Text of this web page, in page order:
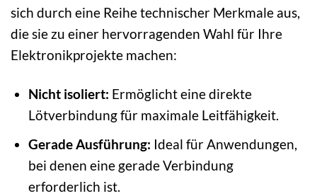
sich durch eine Reihe technischer Merkmale aus,
die sie zu einer hervorragenden Wahl für Ihre
Elektronikprojekte machen:
Nicht isoliert: Ermöglicht eine direkte
Lötverbindung für maximale Leitfähigkeit.
Gerade Ausführung: Ideal für Anwendungen,
bei denen eine gerade Verbindung
erforderlich ist.